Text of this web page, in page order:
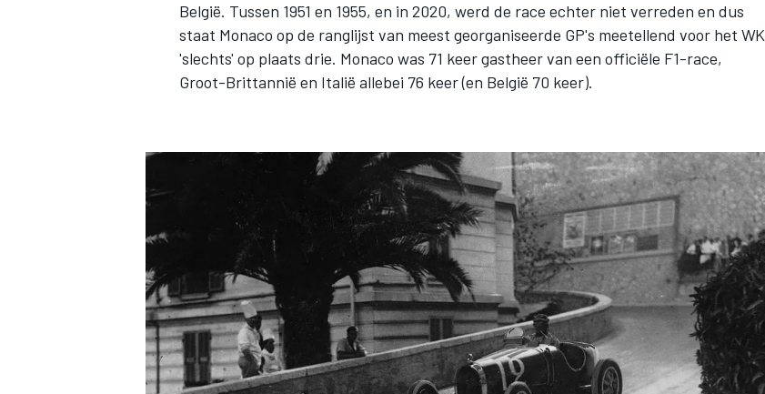
DTM
België. Tussen 1951 en 1955, en in 2020, werd de race echter niet verreden en dus
staat Monaco op de ranglijst van meest georganiseerde GP's meetellend voor het WK
'slechts' op plaats drie. Monaco was 71 keer gastheer van een officiële F1-race,
Groot-Brittannië en Italië allebei 76 keer (en België 70 keer).